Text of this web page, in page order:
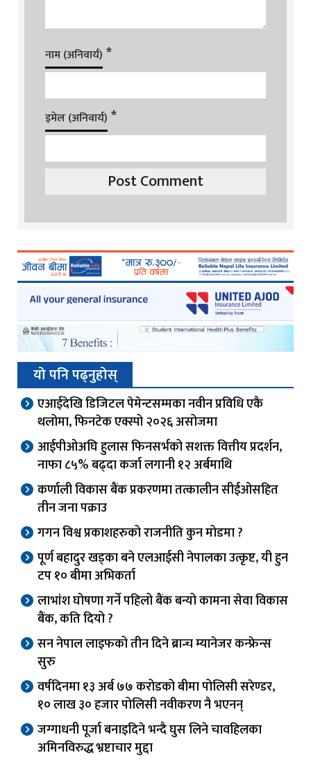
नाम (अनिवार्य) *
इमेल (अनिवार्य) *
यो पनि पढ्नुहोस्
एआईदेखि डिजिटल पेमेन्टसम्मका नवीन प्रविधि एकै
थलोमा, फिनटेक एक्स्पो २०२६ असोजमा
आईपीओअघि हुलास फिनसर्भको सशक्त वित्तीय प्रदर्शन,
नाफा ८५% बढ्दा कर्जा लगानी १२ अर्बमाथि
कर्णाली विकास बैंक प्रकरणमा तत्कालीन सीईओसहित
तीन जना पक्राउ
गगन विश्व प्रकाशहरुको राजनीति कुन मोडमा ?
पूर्ण बहादुर खड्का बने एलआईसी नेपालका उत्कृष्ट, यी हुन
टप १० बीमा अभिकर्ता
लाभांश घोषणा गर्ने पहिलो बैंक बन्यो कामना सेवा विकास
बैंक, कति दियो ?
सन नेपाल लाइफको तीन दिने ब्रान्च म्यानेजर कन्फ्रेन्स
सुरु
वर्षदिनमा १३ अर्ब ७७ करोडको बीमा पोलिसी सरेण्डर,
१० लाख ३० हजार पोलिसी नवीकरण नै भएनन्
जग्गाधनी पूर्जा बनाइदिने भन्दै घुस लिने चावहिलका
अमिनविरुद्ध भ्रष्टाचार मुद्दा